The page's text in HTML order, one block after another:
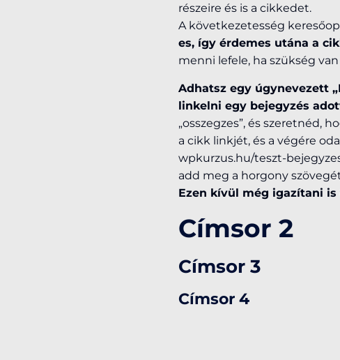
részeire és is a cikkedet.
A következetesség
es, így érdemes utána a
menni lefele, ha szükség
Adhatsz egy úgynevezett
linkelni egy bejegyzés
„osszegzes”, és szeretnéd,
a cikk linkjét, és a végére
wpkurzus.hu/teszt-
add meg a horgony
Ezen kívül még igazítani
Címsor 2
Címsor 3
Címsor 4